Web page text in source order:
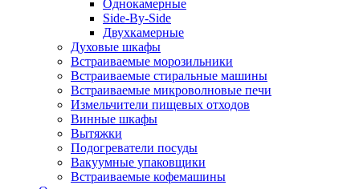
Однокамерные
Side-By-Side
Двухкамерные
Духовые шкафы
Встраиваемые морозильники
Встраиваемые стиральные машины
Встраиваемые микроволновые печи
Измельчители пищевых отходов
Винные шкафы
Вытяжки
Подогреватели посуды
Вакуумные упаковщики
Встраиваемые кофемашины